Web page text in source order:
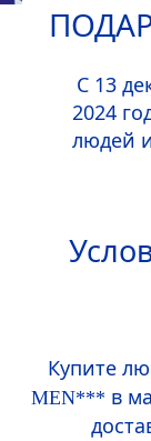
С 13
2024
людей
Купите
MEN*** в